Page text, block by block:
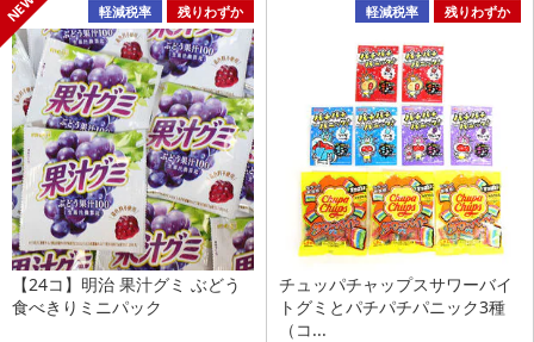
軽減税率 残りわずか
【24コ】明治 果汁グミ ぶどう
食べきりミニパック
軽減税率 残りわずか
チュッパチャップスサワーバイ
トグミとパチパチパニック3種
（コ...